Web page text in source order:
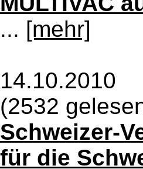
... [mehr]
14.10.2010
(2532
Schweizer-
für die